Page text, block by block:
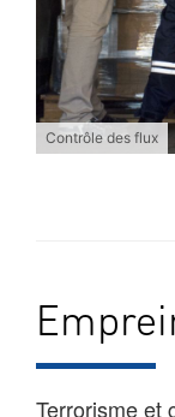
Contrôle des flux
Terrorisme et